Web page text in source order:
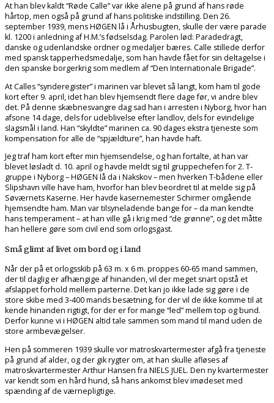
At han blev kaldt “Røde Calle” var ikke alene på grund af hans røde
hårtop, men også på grund af hans politiske indstilling. Den 26.
september 1939, mens HØGEN lå i Århusbugten, skulle der være parade
kl. 1200 i anledning af H.M.’s fødselsdag. Parolen lød: Paradedragt,
danske og udenlandske ordner og medaljer bæres. Calle stillede derfor
med spansk tapperhedsmedalje, som han havde fået for sin deltagelse i
den spanske borgerkrig som medlem af “Den Internationale Brigade”.
At Calles “synderegister” i marinen var blevet så langt, kom ham til gode
kort efter 9. april, idet han blev hjemsendt flere dage før, vi andre blev
det. På denne skæbnesvangre dag sad han i arresten i Nyborg, hvor han
afsone 14 dage, dels for udeblivelse efter landlov, dels for evindelige
slagsmål i land. Han “skyldte” marinen ca. 90 dages ekstra tjeneste som
kompensation for alle de “spjældture”, han havde haft.
Jeg traf ham kort efter min hjemsendelse, og han fortalte, at han var
blevet løsladt d. 10. april og havde meldt sig til gruppechefen for 2. T-
gruppe i Nyborg – HØGEN lå da i Nakskov – men hverken T-bådene eller
Slipshavn ville have ham, hvorfor han blev beordret til at melde sig på
Søværnets Kaserne. Her havde kasernemester Schirmer omgående
hjemsendte ham. Man var tilsyneladende bange for – da man kendte
hans temperament – at han ville gå i krig med “de grønne”, og det måtte
han hellere gøre som civil end som orlogsgast.
Små glimt af livet om bord og i land
Når der på et orlogsskib på 63 m. x 6 m. proppes 60-65 mand sammen,
der til daglig er afhængige af hinanden, vil der meget snart opstå et
afslappet forhold mellem parterne. Det kan jo ikke lade sig gøre i de
store skibe med 3-400 mands besætning, for der vil de ikke komme til at
kende hinanden rigtigt, for der er for mange “led” mellem top og bund.
Derfor kunne vi i HØGEN altid tale sammen som mand til mand uden de
store armbevægelser.
Hen på sommeren 1939 skulle vor matroskvartermester afgå fra tjeneste
på grund af alder, og der gik rygter om, at han skulle afløses af
matroskvartermester Arthur Hansen fra NIELS JUEL. Den ny kvartermester
var kendt som en hård hund, så hans ankomst blev imødeset med
spænding af de værnepligtige.